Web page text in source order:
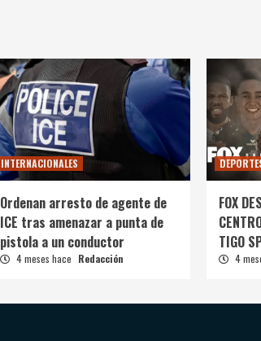
INTERNACIONALES
Ordenan arresto de agente de
ICE tras amenazar a punta de
pistola a un conductor
4 meses hace Redacción
FOX
TIGO
4